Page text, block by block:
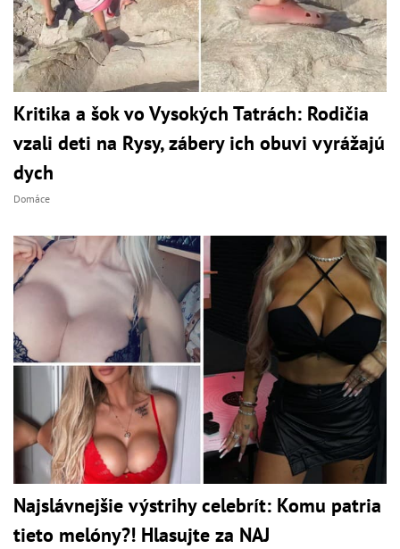
Kritika a šok vo Vysokých Tatrách: Rodičia
vzali deti na Rysy, zábery ich obuvi vyrážajú
dych
Domáce
Najslávnejšie výstrihy celebrít: Komu patria
tieto melóny?! Hlasujte za NAJ